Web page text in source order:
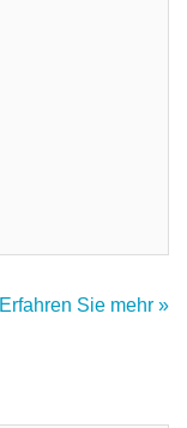
Erfahren Sie mehr »